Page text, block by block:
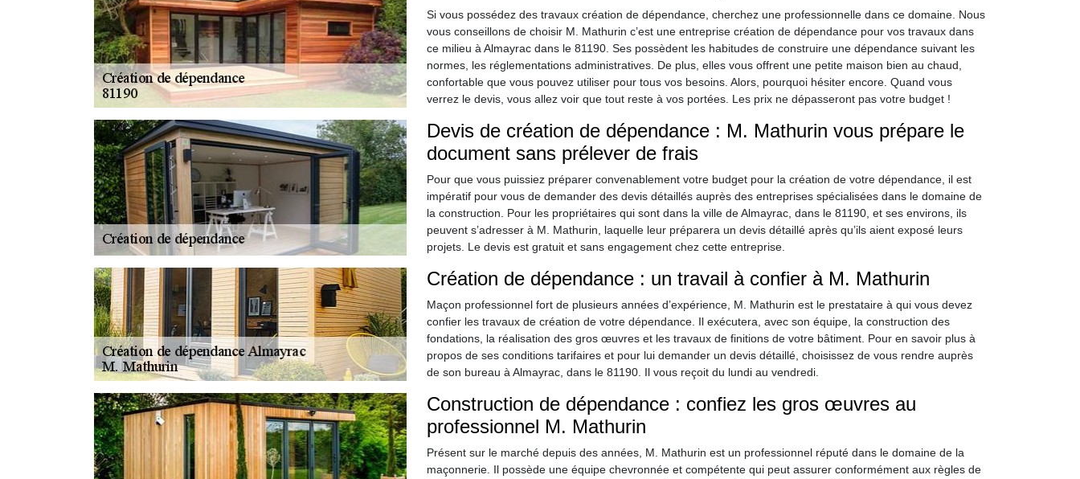
Si vous possédez des travaux création de dépendance, cherchez une professionnelle dans ce domaine. Nous
vous conseillons de choisir M. Mathurin c’est une entreprise création de dépendance pour vos travaux dans
ce milieu à Almayrac dans le 81190. Ses possèdent les habitudes de construire une dépendance suivant les
normes, les réglementations administratives. De plus, elles vous offrent une petite maison bien au chaud,
confortable que vous pouvez utiliser pour tous vos besoins. Alors, pourquoi hésiter encore. Quand vous
verrez le devis, vous allez voir que tout reste à vos portées. Les prix ne dépasseront pas votre budget !
Devis de création de dépendance : M. Mathurin vous prépare le
document sans prélever de frais
Pour que vous puissiez préparer convenablement votre budget pour la création de votre dépendance, il est
impératif pour vous de demander des devis détaillés auprès des entreprises spécialisées dans le domaine de
la construction. Pour les propriétaires qui sont dans la ville de Almayrac, dans le 81190, et ses environs, ils
peuvent s’adresser à M. Mathurin, laquelle leur préparera un devis détaillé après qu’ils aient exposé leurs
projets. Le devis est gratuit et sans engagement chez cette entreprise.
Création de dépendance : un travail à confier à M. Mathurin
Maçon professionnel fort de plusieurs années d’expérience, M. Mathurin est le prestataire à qui vous devez
confier les travaux de création de votre dépendance. Il exécutera, avec son équipe, la construction des
fondations, la réalisation des gros œuvres et les travaux de finitions de votre bâtiment. Pour en savoir plus à
propos de ses conditions tarifaires et pour lui demander un devis détaillé, choisissez de vous rendre auprès
de son bureau à Almayrac, dans le 81190. Il vous reçoit du lundi au vendredi.
Construction de dépendance : confiez les gros œuvres au
professionnel M. Mathurin
Présent sur le marché depuis des années, M. Mathurin est un professionnel réputé dans le domaine de la
maçonnerie. Il possède une équipe chevronnée et compétente qui peut assurer conformément aux règles de